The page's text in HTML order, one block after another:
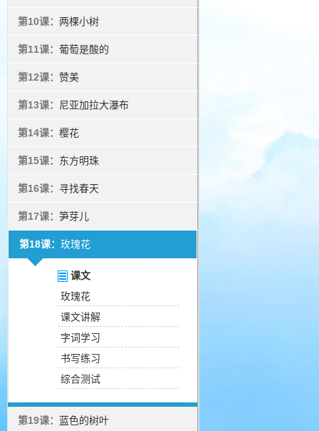
第10课： 两棵小树
第11课： 葡萄是酸的
第12课： 赞美
第13课： 尼亚加拉大瀑布
第14课： 樱花
第15课： 东方明珠
第16课： 寻找春天
第17课： 笋芽儿
第18课： 玫瑰花
课文
玫瑰花
课文讲解
字词学习
书写练习
综合测试
第19课： 蓝色的树叶